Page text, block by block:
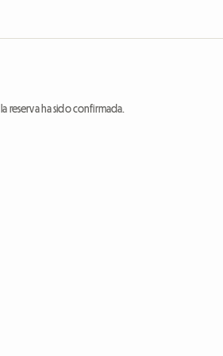
reserva ha sido confirmada.